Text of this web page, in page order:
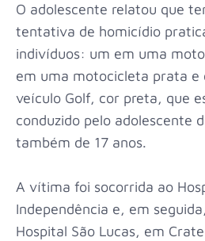
O adolescente relatou que
tentativa de homicídio
indivíduos: um em uma
em uma motocicleta prata e
veículo Golf, cor preta, que
conduzido pelo adolescente
também de 17 anos.
A vítima foi socorrida ao
Independência e, em
Hospital São Lucas, em